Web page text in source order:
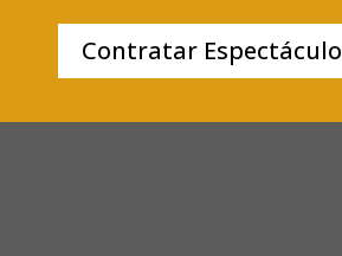
Contratar Espectáculo